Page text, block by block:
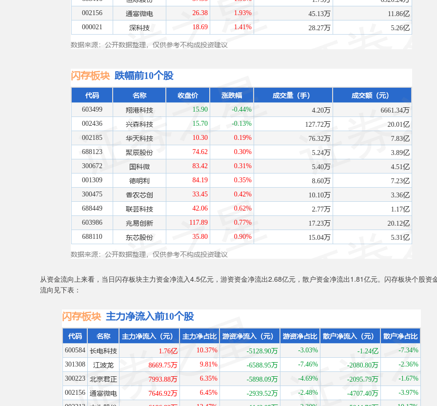
从资金流向上来看，当日闪存板块主力资金净流入4.5亿元，游资资金净流出2.68亿元，散户资金净流出1.81亿元。闪存板块个股资
流向见下表：